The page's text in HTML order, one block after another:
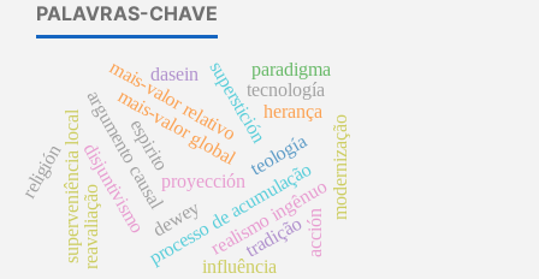
PALAVRAS-CHAVE
argumento causal superstición
proyección
processo de acumulação
mais-valor global
mais-valor relativo
superveniência localdisjuntivismo
religión
realismo ingênuo
tecnología
dewey
teología
espirito
influência
dasein
herança
reavaliação
modernização
tradiçãoacción
paradigma